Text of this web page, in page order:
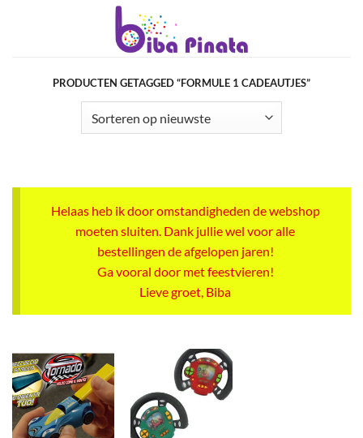
PRODUCTEN GETAGGED “FORMULE 1 CADEAUTJES”
Helaas heb ik door omstandigheden de webshop
moeten sluiten. Dank jullie wel voor alle
bestellingen de afgelopen jaren!
Ga vooral door met feestvieren!
Lieve groet, Biba